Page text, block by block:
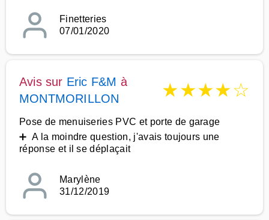
Finetteries
07/01/2020
Avis sur Eric F&M à
MONTMORILLON
★★★★☆
Pose de menuiseries PVC et porte de garage
➕ A la moindre question, j'avais toujours une
réponse et il se déplaçait
Marylène
31/12/2019